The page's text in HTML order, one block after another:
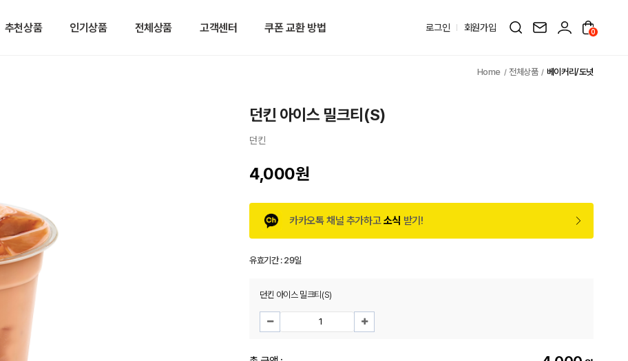
추천상품 인기상품 전체상품 고객센터 쿠폰 교환 방법 로그인 회원가입 0
전체상품 베이커리/도넛
던킨 아이스 밀크티(S)
던킨
4,000원
카카오톡 채널 추가하고소식 받기!
유효기간 :29일
던킨 아이스 밀크티(S)